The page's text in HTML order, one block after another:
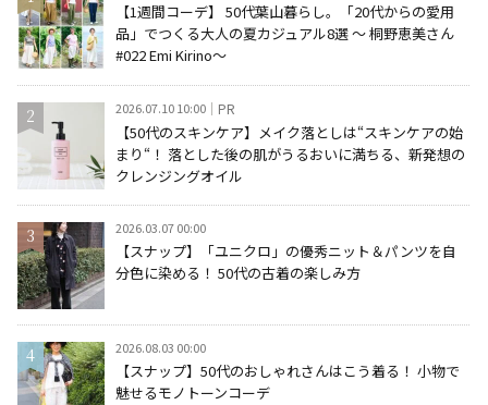
【1週間コーデ】 50代葉山暮らし。「20代からの愛用
品」でつくる大人の夏カジュアル8選 ～ 桐野恵美さん
#022 Emi Kirino～
2026.07.10 10:00 PR
【50代のスキンケア】メイク落としは“スキンケアの始
まり“！ 落とした後の肌がうるおいに満ちる、新発想の
クレンジングオイル
2026.03.07 00:00
【スナップ】「ユニクロ」の優秀ニット＆パンツを自
分色に染める！ 50代の古着の楽しみ方
2026.08.03 00:00
【スナップ】50代のおしゃれさんはこう着る！ 小物で
魅せるモノトーンコーデ